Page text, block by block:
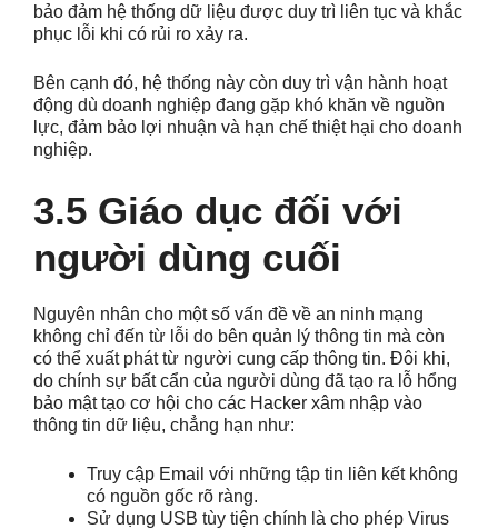
bảo đảm hệ thống dữ liệu được duy trì liên tục và khắc
phục lỗi khi có rủi ro xảy ra.
Bên cạnh đó, hệ thống này còn duy trì vận hành hoạt
động dù doanh nghiệp đang gặp khó khăn về nguồn
lực, đảm bảo lợi nhuận và hạn chế thiệt hại cho doanh
nghiệp.
3.5 Giáo dục đối với
người dùng cuối
Nguyên nhân cho một số vấn đề về an ninh mạng
không chỉ đến từ lỗi do bên quản lý thông tin mà còn
có thể xuất phát từ người cung cấp thông tin. Đôi khi,
do chính sự bất cẩn của người dùng đã tạo ra lỗ hổng
bảo mật tạo cơ hội cho các Hacker xâm nhập vào
thông tin dữ liệu, chẳng hạn như:
Truy cập Email với những tập tin liên kết không
có nguồn gốc rõ ràng.
Sử dụng USB tùy tiện chính là cho phép Virus